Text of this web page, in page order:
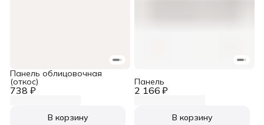
738 ₽
Панель облицовочная
(откос)
В корзину
2 166 ₽
Панель
В корзину